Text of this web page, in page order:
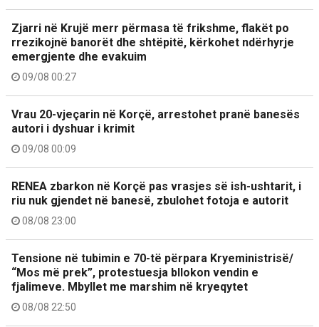
Zjarri në Krujë merr përmasa të frikshme, flakët po
rrezikojnë banorët dhe shtëpitë, kërkohet ndërhyrje
emergjente dhe evakuim
09/08 00:27
Vrau 20-vjeçarin në Korçë, arrestohet pranë banesës
autori i dyshuar i krimit
09/08 00:09
RENEA zbarkon në Korçë pas vrasjes së ish-ushtarit, i
riu nuk gjendet në banesë, zbulohet fotoja e autorit
08/08 23:00
Tensione në tubimin e 70-të përpara Kryeministrisë/
“Mos më prek”, protestuesja bllokon vendin e
fjalimeve. Mbyllet me marshim në kryeqytet
08/08 22:50